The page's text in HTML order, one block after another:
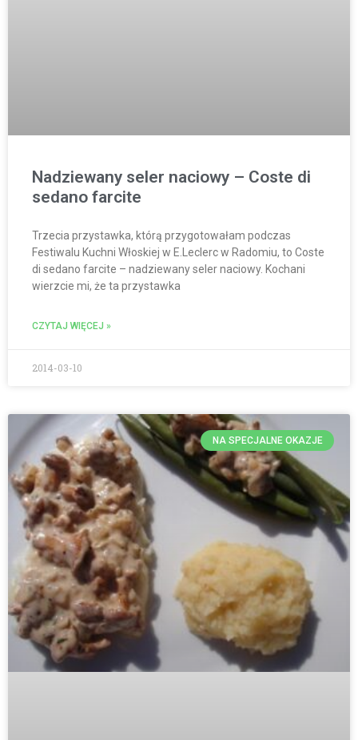
Nadziewany seler naciowy – Coste di
sedano farcite
Trzecia przystawka, którą przygotowałam podczas
Festiwalu Kuchni Włoskiej w E.Leclerc w Radomiu, to Coste
di sedano farcite – nadziewany seler naciowy. Kochani
wierzcie mi, że ta przystawka
CZYTAJ WIĘCEJ »
2014-03-10
NA SPECJALNE OKAZJE